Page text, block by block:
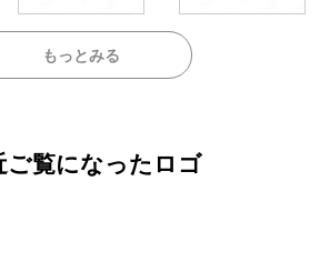
もっとみる
ご覧になったロゴ